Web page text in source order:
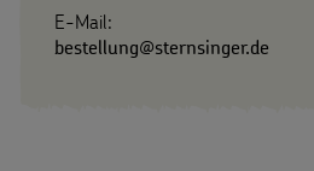
E-Mail:
bestellung@sternsinger.de